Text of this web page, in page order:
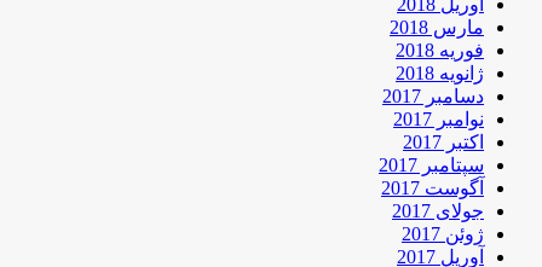
مارس 2018
فوریه 2018
ژانویه 2018
دسامبر 2017
نوامبر 2017
اکتبر 2017
سپتامبر 2017
آگوست 2017
جولای 2017
ژوئن 2017
آوریل 2017